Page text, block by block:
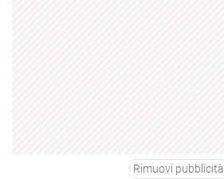
Rimuovi pubblicità